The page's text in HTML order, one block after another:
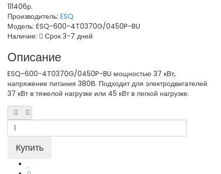
111406р.
Производитель: ESQ
Модель: ESQ-600-4T0370G/0450P-BU
Наличие:
Срок 3-7 дней
Описание
ESQ-600-4T0370G/0450P-BU мощностью 37 кВт,
напряжение питания 380В. Подходит для электродвигателей
37 кВт в тяжелой нагрузке или 45 кВт в легкой нагрузке.